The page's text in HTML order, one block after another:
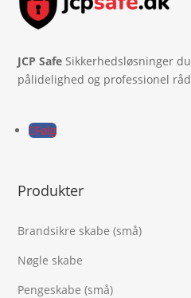
JCP Safe Sikkerhedsløsninger
pålidelighed og professionel
Følg
Produkter
Brandsikre skabe (små)
Nøgle skabe
Pengeskabe (små)